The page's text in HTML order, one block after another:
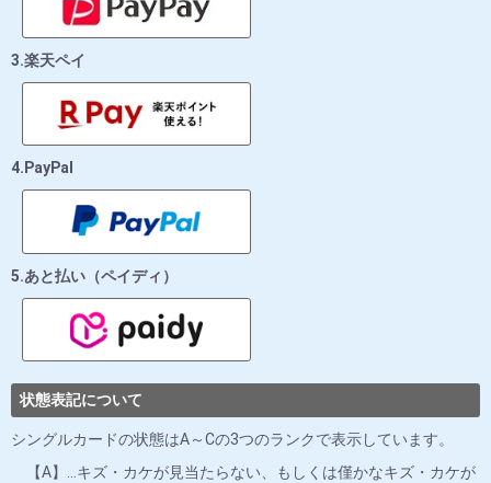
3.楽天ペイ
4.PayPal
5.あと払い（ペイディ）
状態表記について
シングルカードの状態はA～Cの3つのランクで表示しています。
【A】…キズ・カケが見当たらない、もしくは僅かなキズ・カケが